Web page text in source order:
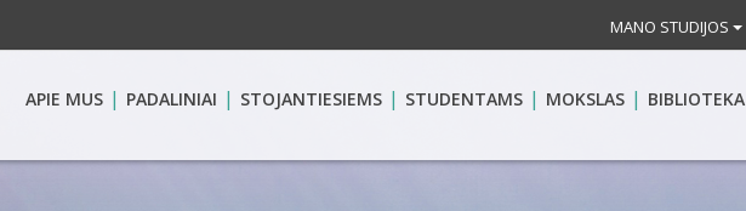
MANO STUDIJOS
APIE MUS PADALINIAI STOJANTIESIEMS STUDENTAMS MOKSLAS BIBLIOTEKA